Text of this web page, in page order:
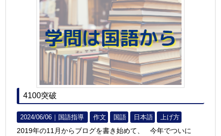
4100突破
2024/06/06｜ 国語指導 作文 国語 日本語 上げ方
2019年の11月からブログを書き始めて、 今年でついに